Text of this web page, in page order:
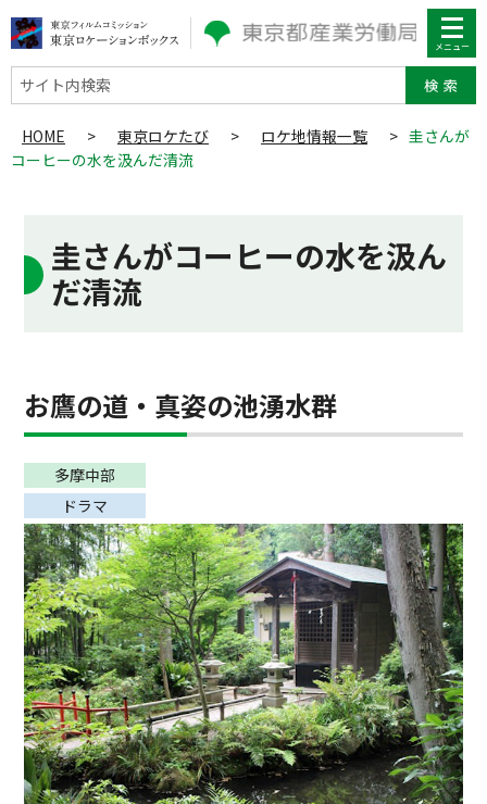
サイト内検索
HOME > 東京ロケたび > ロケ地情報一覧 > 圭さんが
コーヒーの水を汲んだ清流
圭さんがコーヒーの水を汲ん
だ清流
お鷹の道・真姿の池湧水群
多摩中部
ドラマ